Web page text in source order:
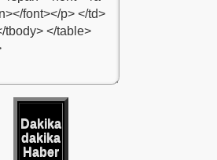
Dakika
dakika
Haber